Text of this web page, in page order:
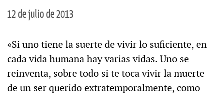
12 de julio de 2013
«Si uno tiene la suerte de vivir lo suficiente, en
cada vida humana hay varias vidas. Uno se
reinventa, sobre todo si te toca vivir la muerte
de un ser querido extratemporalmente, como